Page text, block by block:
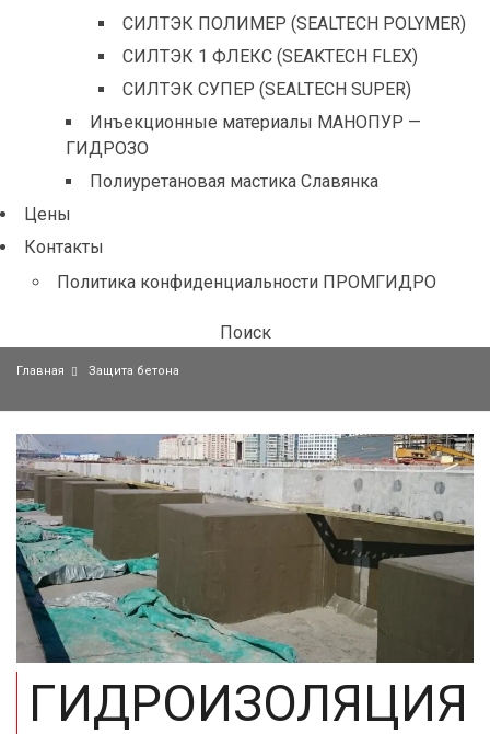
СИЛТЭК ПОЛИМЕР (SEALTECH POLYMER)
СИЛТЭК 1 ФЛЕКС (SEAKTECH FLEX)
СИЛТЭК СУПЕР (SEALTECH SUPER)
Инъекционные материалы МАНОПУР —
ГИДРОЗО
Полиуретановая мастика Славянка
Цены
Контакты
Политика конфиденциальности ПРОМГИДРО
Поиск
Главная Защита бетона
ГИДРОИЗОЛЯЦИЯ